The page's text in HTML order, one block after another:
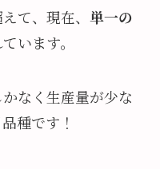
て、現在、 単一の
います。
なく生産量が少な
種です！